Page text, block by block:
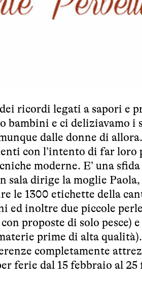
ricordi legati a sapori e
bambini e ci deliziavamo i
dalle donne di allora.
con l’intento di far loro
moderne. E’ una
sala dirige la moglie
le 1300 etichette della
ed inoltre due piccole
proposte di solo pesce)
prime di alta
completamente
ferie dal 15 febbraio al